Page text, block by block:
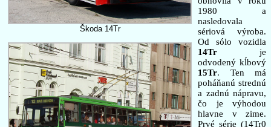
Škoda 14Tr
1980 a
nasledovala
sériová výroba.
Od sólo vozidla
14Tr je
odvodený kĺbový
15Tr. Ten má
poháňanú strednú
a zadnú nápravu,
čo je výhodou
hlavne v zime.
Prvé série (14Tr0